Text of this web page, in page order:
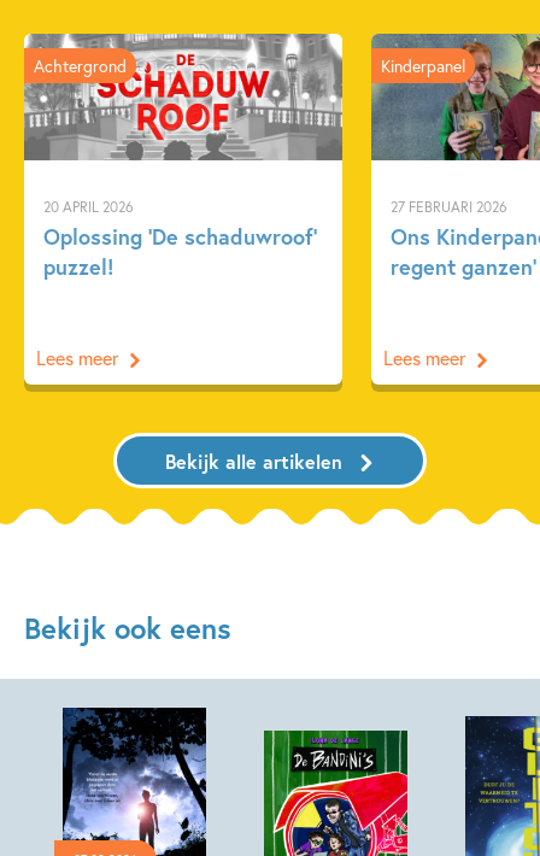
20 APRIL 2026
Oplossing ‘De schaduwroof’
puzzel!
Achtergrond
Lees meer
27 FEBRUARI 2026
Ons
regent ganzen’
Kinderpanel
Lees meer
Bekijk alle artikelen
Bekijk ook eens